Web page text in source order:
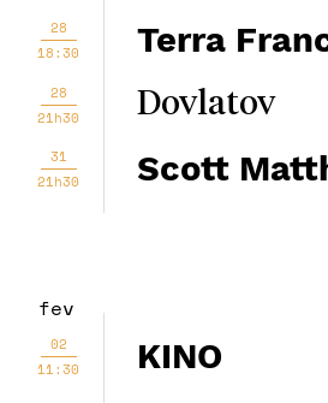
28
18:30
Terra
28
21h30
Dovlatov
31
21h30
Scott
fev
02
11:30
KINO